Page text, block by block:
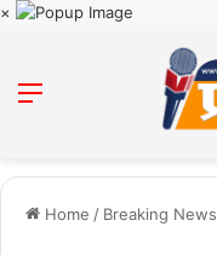
×
Menu
Home / Breaking News